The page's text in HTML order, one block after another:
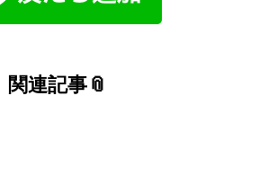
関連記事📎